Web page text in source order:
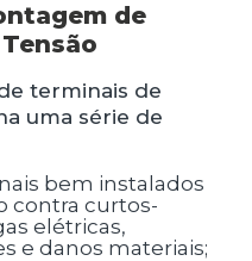
de
terminais de
uma série de
contra curtos-
elétricas,
e danos materiais;